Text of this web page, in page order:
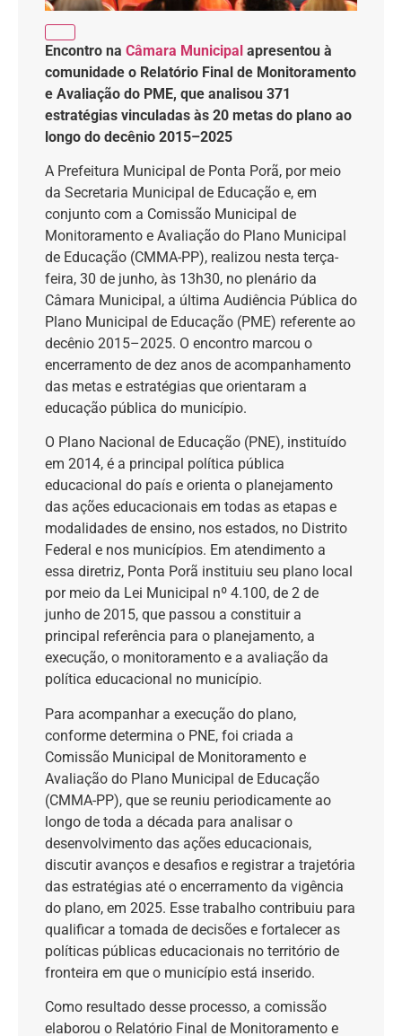
Encontro na Câmara Municipal apresentou à
comunidade o Relatório Final de Monitoramento
e Avaliação do PME, que analisou 371
estratégias vinculadas às 20 metas do plano ao
longo do decênio 2015–2025
A Prefeitura Municipal de Ponta Porã, por meio
da Secretaria Municipal de Educação e, em
conjunto com a Comissão Municipal de
Monitoramento e Avaliação do Plano Municipal
de Educação (CMMA-PP), realizou nesta terça-
feira, 30 de junho, às 13h30, no plenário da
Câmara Municipal, a última Audiência Pública do
Plano Municipal de Educação (PME) referente ao
decênio 2015–2025. O encontro marcou o
encerramento de dez anos de acompanhamento
das metas e estratégias que orientaram a
educação pública do município.
O Plano Nacional de Educação (PNE), instituído
em 2014, é a principal política pública
educacional do país e orienta o planejamento
das ações educacionais em todas as etapas e
modalidades de ensino, nos estados, no Distrito
Federal e nos municípios. Em atendimento a
essa diretriz, Ponta Porã instituiu seu plano local
por meio da Lei Municipal nº 4.100, de 2 de
junho de 2015, que passou a constituir a
principal referência para o planejamento, a
execução, o monitoramento e a avaliação da
política educacional no município.
Para acompanhar a execução do plano,
conforme determina o PNE, foi criada a
Comissão Municipal de Monitoramento e
Avaliação do Plano Municipal de Educação
(CMMA-PP), que se reuniu periodicamente ao
longo de toda a década para analisar o
desenvolvimento das ações educacionais,
discutir avanços e desafios e registrar a trajetória
das estratégias até o encerramento da vigência
do plano, em 2025. Esse trabalho contribuiu para
qualificar a tomada de decisões e fortalecer as
políticas públicas educacionais no território de
fronteira em que o município está inserido.
Como resultado desse processo, a comissão
elaborou o Relatório Final de Monitoramento e